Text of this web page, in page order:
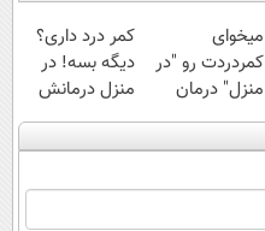
میخوای
کمردردت رو "در
منزل" درمان
کنی؟ (◂فیلم +
◂پرسش‌نامه)
کمر درد داری؟
دیگه بسه! در
منزل درمانش
کن
(◀پرسش‌نامه)